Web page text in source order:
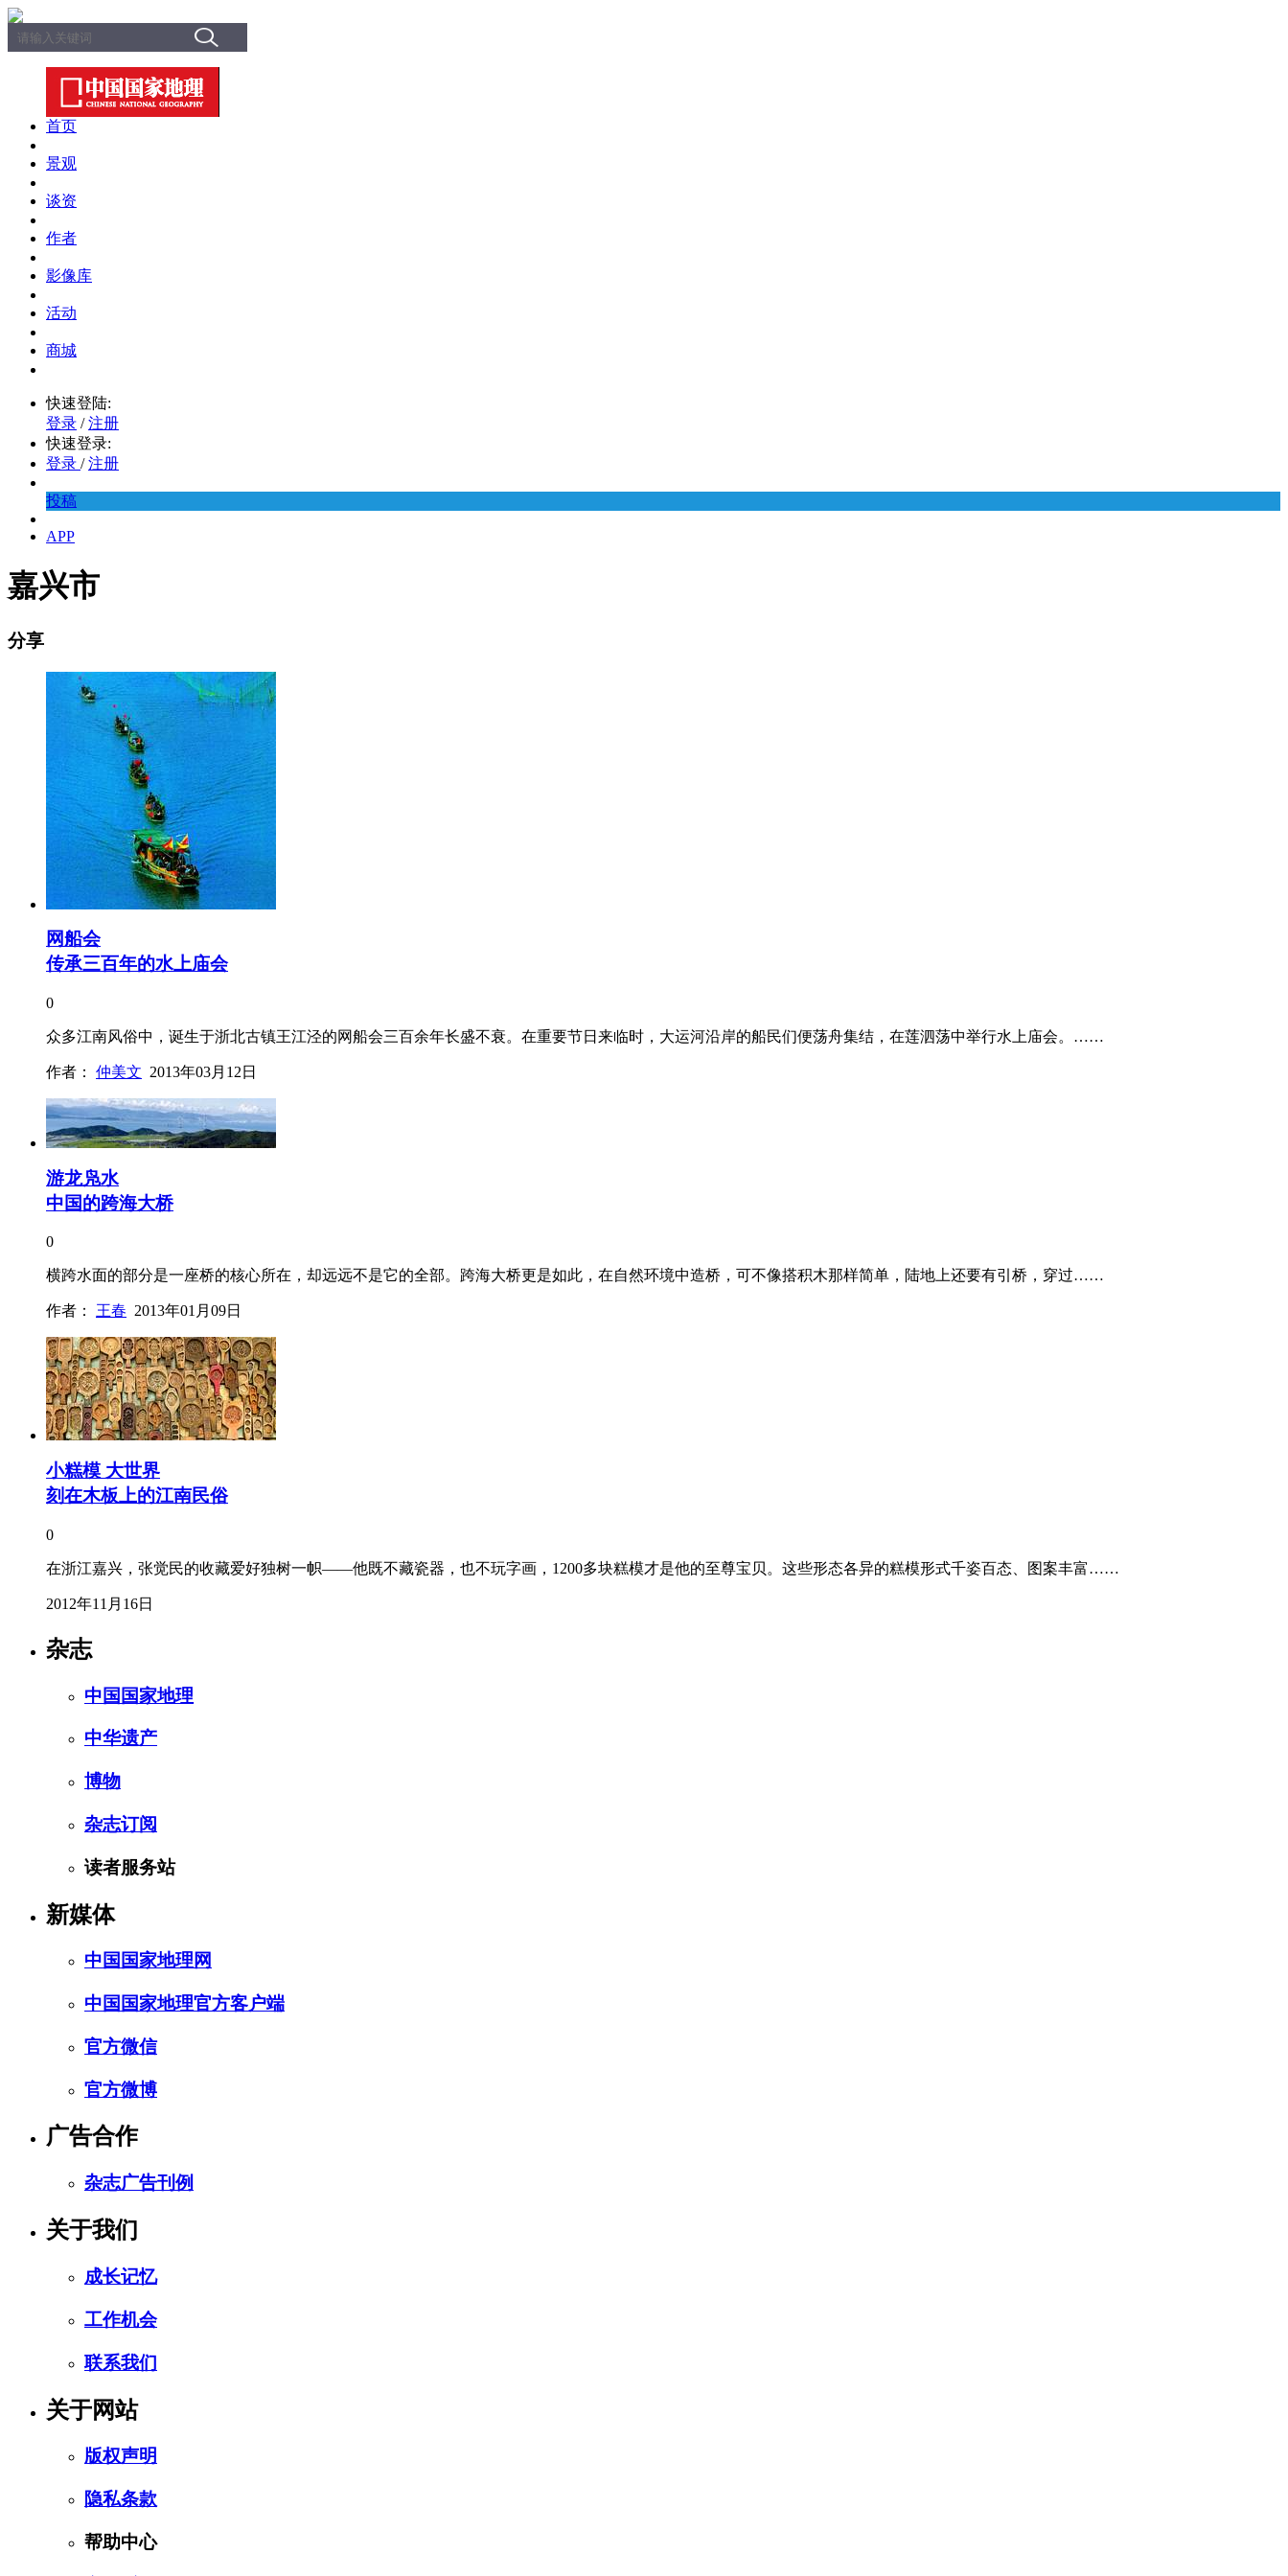
首页
景观
谈资
作者
影像库
活动
商城
快速登陆:
登录 / 注册
快速登录:
登录 / 注册
投稿
APP
嘉兴市
分享
网船会
传承三百年的水上庙会
0
众多江南风俗中，诞生于浙北古镇王江泾的网船会三百余年长盛不衰。在重要节日来临时，大运河沿岸的船民们便荡舟集结，在莲泗荡中举行水上庙会。……
作者： 仲美文 2013年03月12日
游龙凫水
中国的跨海大桥
0
横跨水面的部分是一座桥的核心所在，却远远不是它的全部。跨海大桥更是如此，在自然环境中造桥，可不像搭积木那样简单，陆地上还要有引桥，穿过……
作者： 王春 2013年01月09日
小糕模 大世界
刻在木板上的江南民俗
0
在浙江嘉兴，张觉民的收藏爱好独树一帜——他既不藏瓷器，也不玩字画，1200多块糕模才是他的至尊宝贝。这些形态各异的糕模形式千姿百态、图案丰富……
2012年11月16日
杂志
中国国家地理
中华遗产
博物
杂志订阅
读者服务站
新媒体
中国国家地理网
中国国家地理官方客户端
官方微信
官方微博
广告合作
杂志广告刊例
关于我们
成长记忆
工作机会
联系我们
关于网站
版权声明
隐私条款
帮助中心